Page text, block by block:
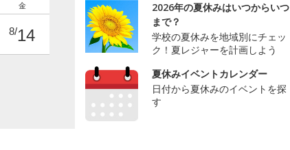
金
8/14
2026年の夏休みはいつからいつ
まで？
学校の夏休みを地域別にチェッ
ク！夏レジャーを計画しよう
夏休みイベントカレンダー
日付から夏休みのイベントを探
す